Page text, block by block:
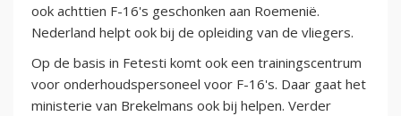
ook achttien F-16's geschonken aan Roemenië.
Nederland helpt ook bij de opleiding van de vliegers.
Op de basis in Fetesti komt ook een trainingscentrum
voor onderhoudspersoneel voor F-16's. Daar gaat het
ministerie van Brekelmans ook bij helpen. Verder